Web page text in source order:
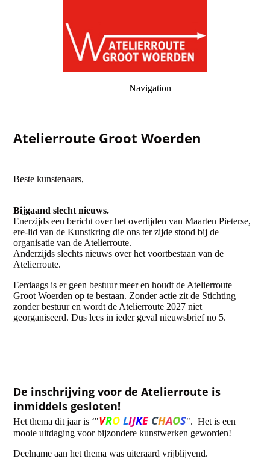
Navigation
Atelierroute Groot Woerden
Beste kunstenaars,
Bijgaand slecht nieuws.
Enerzijds een bericht over het overlijden van Maarten Pieterse,
ere-lid van de Kunstkring die ons ter zijde stond bij de
organisatie van de Atelierroute.
Anderzijds slechts nieuws over het voortbestaan van de
Atelierroute.
Eerdaags is er geen bestuur meer en houdt de Atelierroute
Groot Woerden op te bestaan. Zonder actie zit de Stichting
zonder bestuur en wordt de Atelierroute 2027 niet
georganiseerd. Dus lees in ieder geval nieuwsbrief no 5.
De inschrijving voor de Atelierroute is
inmiddels gesloten!
Het thema dit jaar is ‘"VRO LIJKE CHAOS". Het is een
mooie uitdaging voor bijzondere kunstwerken geworden!
Deelname aan het thema was uiteraard vrijblijvend.